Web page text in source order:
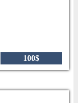
100$